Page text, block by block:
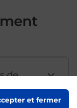
et fermer
de